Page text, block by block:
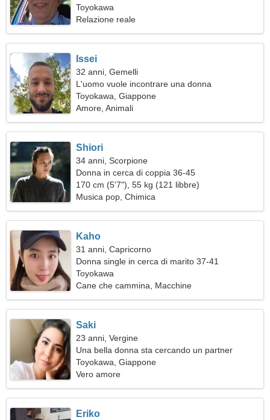
Toyokawa
Relazione reale
Issei
32 anni, Gemelli
L'uomo vuole incontrare una donna
Toyokawa, Giappone
Amore, Animali
Shiori
34 anni, Scorpione
Donna in cerca di coppia 36-45
170 cm (5'7"), 55 kg (121 libbre)
Musica pop, Chimica
Kaho
31 anni, Capricorno
Donna single in cerca di marito 37-41
Toyokawa
Cane che cammina, Macchine
Saki
23 anni, Vergine
Una bella donna sta cercando un partner
Toyokawa, Giappone
Vero amore
Eriko